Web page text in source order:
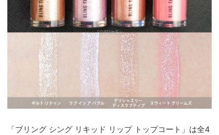
「ブリング シング リキッド リップ トップコート」は全4